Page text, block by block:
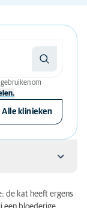
om
Alle klinieken
de kat heeft ergens